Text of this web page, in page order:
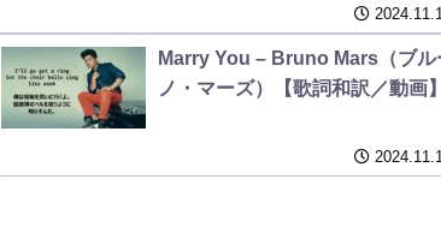
Marry You – Bruno Mars（ブル
ノ・マーズ）【歌詞和訳／動画】